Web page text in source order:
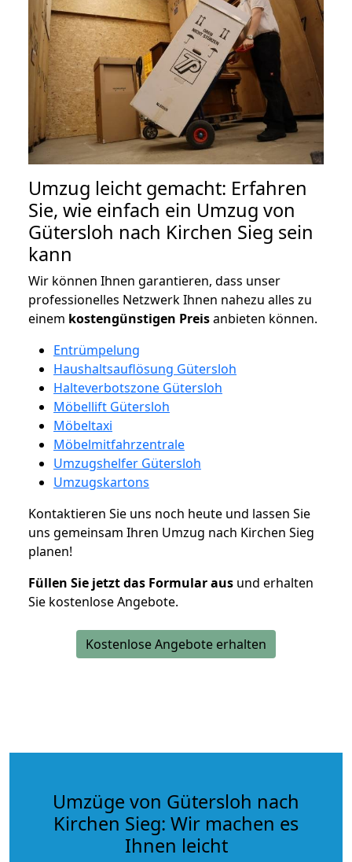
Umzug leicht gemacht: Erfahren
Sie, wie einfach ein Umzug von
Gütersloh nach Kirchen Sieg sein
kann
Wir können Ihnen garantieren, dass unser
professionelles Netzwerk Ihnen nahezu alles zu
einem kostengünstigen Preisanbieten können.
Entrümpelung
Haushaltsauflösung Gütersloh
Halteverbotszone Gütersloh
Möbellift Gütersloh
Möbeltaxi
Möbelmitfahrzentrale
Umzugshelfer Gütersloh
Umzugskartons
Kontaktieren Sie uns noch heute und lassen Sie
uns gemeinsam Ihren Umzug nach Kirchen Sieg
planen!
Füllen Sie jetzt das Formular aus und erhalten
Sie kostenlose Angebote.
Kostenlose Angebote erhalten
Umzüge von Gütersloh nach
Kirchen Sieg: Wir machen es
Ihnen leicht